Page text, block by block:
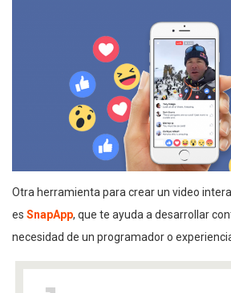
Otra herramienta para crear un video
es SnapApp, que te ayuda a desarrollar
necesidad de un programador o